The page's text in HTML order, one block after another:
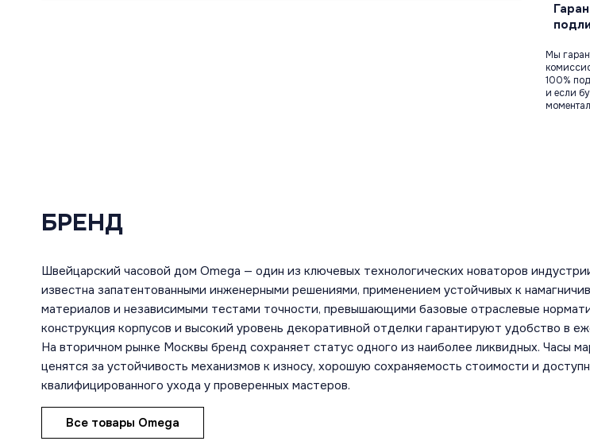
Мы
100%
и если
БРЕНД
Швейцарский часовой дом Omega — один из ключевых технологических новаторов
известна запатентованными инженерными решениями, применением устойчивых к
материалов и независимыми тестами точности, превышающими базовые отраслевые
конструкция корпусов и высокий уровень декоративной отделки гарантируют удобство в
На вторичном рынке Москвы бренд сохраняет статус одного из наиболее ликвидных. Часы
ценятся за устойчивость механизмов к износу, хорошую сохраняемость стоимости и
квалифицированного ухода у проверенных мастеров.
Все товары Omega